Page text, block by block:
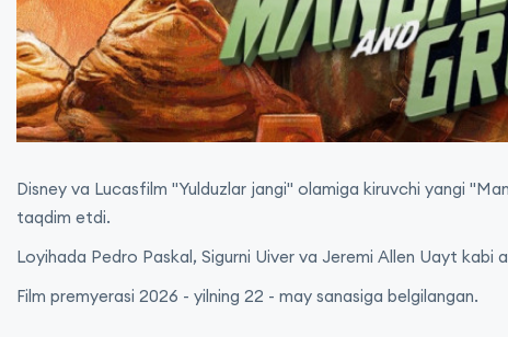
Disney va Lucasfilm "Yulduzlar jangi" olamiga kiruvchi yangi
taqdim etdi.
Loyihada Pedro Paskal, Sigurni Uiver va Jeremi Allen Uayt kabi
Film premyerasi 2026 - yilning 22 - may sanasiga belgilangan.